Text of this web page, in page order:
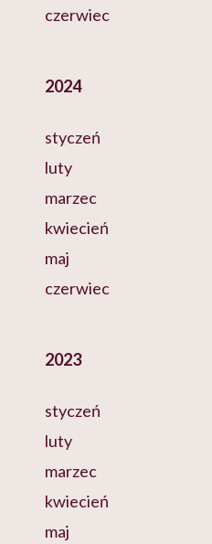
czerwiec
2024
styczeń
luty
marzec
kwiecień
maj
czerwiec
2023
styczeń
luty
marzec
kwiecień
maj